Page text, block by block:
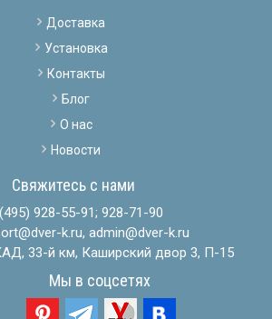
Доставка
Установка
Контакты
Блог
О нас
Новости
Свяжитесь с нами
(495) 928-55-91; 928-71-90
k.ru, admin@dver-k.ru
33-й км, Каширский двор 3, П-15
Мы в соцсетях